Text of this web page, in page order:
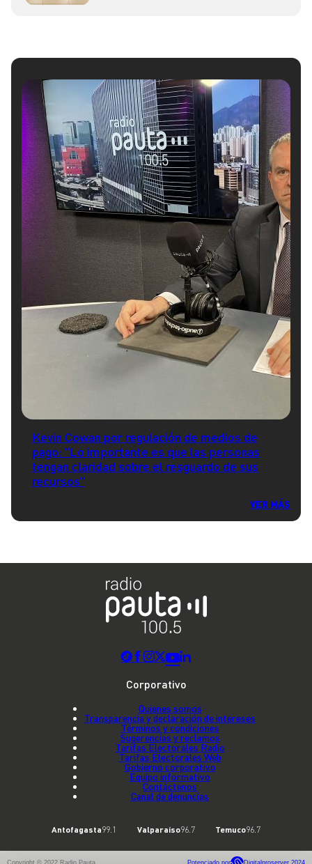
Kevin Cowan por regulación de medios de
pago: "Lo importante es que las personas
tengan claridad sobre el resguardo de sus
recursos"
VER MÁS
Corporativo
Quienes somos
Transparencia y declaración de intereses
Términos y condiciones
Sugerencias y reclamos
Tarifas Electorales Radio
Tarifas Electorales Web
Gobierno corporativo
Equipo informativo
Contáctenos
Canal de denuncias
Antofagasta99.1 Valparaíso96.7 Temuco96.7